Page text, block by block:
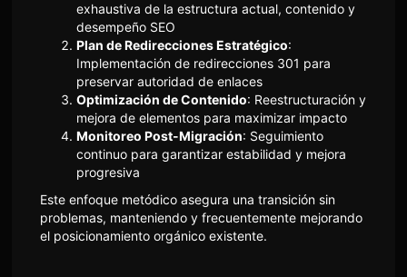
exhaustiva de la estructura actual, contenido y
desempeño SEO
Plan de Redirecciones Estratégico:
Implementación de redirecciones 301 para
preservar autoridad de enlaces
Optimización de Contenido: Reestructuración y
mejora de elementos para maximizar impacto
Monitoreo Post-Migración: Seguimiento
continuo para garantizar estabilidad y mejora
progresiva
Este enfoque metódico asegura una transición sin
problemas, manteniendo y frecuentemente mejorando
el posicionamiento orgánico existente.